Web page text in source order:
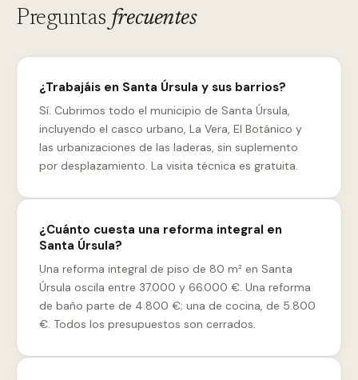
Preguntas frecuentes
¿Trabajáis en Santa Úrsula y sus barrios?
Sí. Cubrimos todo el municipio de Santa Úrsula,
incluyendo el casco urbano, La Vera, El Botánico y
las urbanizaciones de las laderas, sin suplemento
por desplazamiento. La visita técnica es gratuita.
¿Cuánto cuesta una reforma integral en
Santa Úrsula?
Una reforma integral de piso de 80 m² en Santa
Úrsula oscila entre 37.000 y 66.000 €. Una reforma
de baño parte de 4.800 €; una de cocina, de 5.800
€. Todos los presupuestos son cerrados.